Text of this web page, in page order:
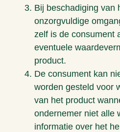
Bij beschadiging van
onzorgvuldige
zelf is de consument
eventuele
product.
De consument kan
worden gesteld voor
van het product
ondernemer niet alle
informatie over het